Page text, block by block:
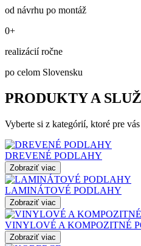
od návrhu po montáž
0+
realizácií ročne
po celom Slovensku
PRODUKTY A
Vyberte si z kategórií, ktoré pre
DREVENÉ PODLAHY
Zobraziť viac
LAMINÁTOVÉ PODLAHY
Zobraziť viac
VINYLOVÉ A KOMPOZITNÉ
Zobraziť viac